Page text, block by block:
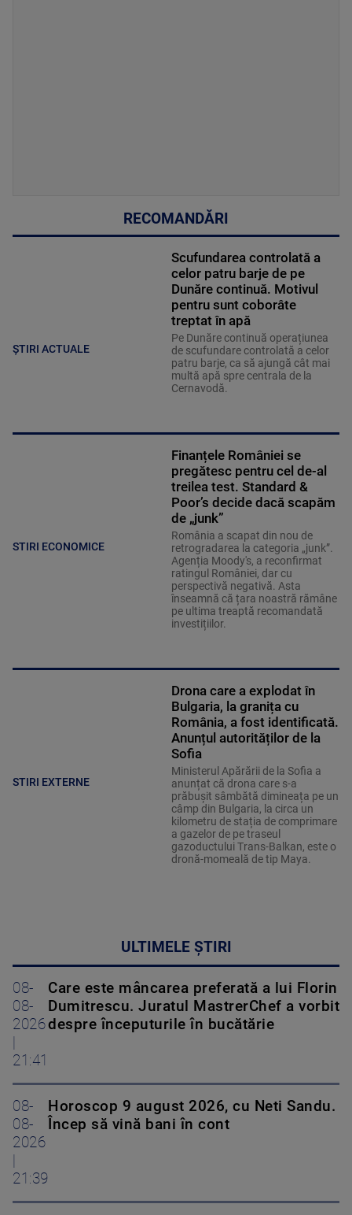
RECOMANDĂRI
ȘTIRI ACTUALE
Scufundarea controlată a
celor patru barje de pe
Dunăre continuă. Motivul
pentru sunt coborâte
treptat în apă
Pe Dunăre continuă operațiunea
de scufundare controlată a celor
patru barje, ca să ajungă cât mai
multă apă spre centrala de la
Cernavodă.
STIRI ECONOMICE
Finanțele României se
pregătesc pentru cel de-al
treilea test. Standard &
Poor’s decide dacă scapăm
de „junk”
România a scapat din nou de
retrogradarea la categoria „junk”.
Agenția Moody's, a reconfirmat
ratingul României, dar cu
perspectivă negativă. Asta
înseamnă că țara noastră rămâne
pe ultima treaptă recomandată
investițiilor.
STIRI EXTERNE
Drona care a explodat în
Bulgaria, la granița cu
România, a fost identificată.
Anunțul autorităților de la
Sofia
Ministerul Apărării de la Sofia a
anunțat că drona care s-a
prăbușit sâmbătă dimineața pe un
câmp din Bulgaria, la circa un
kilometru de stația de comprimare
a gazelor de pe traseul
gazoductului Trans-Balkan, este o
dronă-momeală de tip Maya.
ULTIMELE ȘTIRI
08-
08-
2026
21:41
Care este mâncarea preferată a lui Florin
Dumitrescu. Juratul MastrerChef a vorbit
despre începuturile în bucătărie
08-
08-
2026
21:39
Horoscop 9 august 2026, cu Neti Sandu.
Încep să vină bani în cont